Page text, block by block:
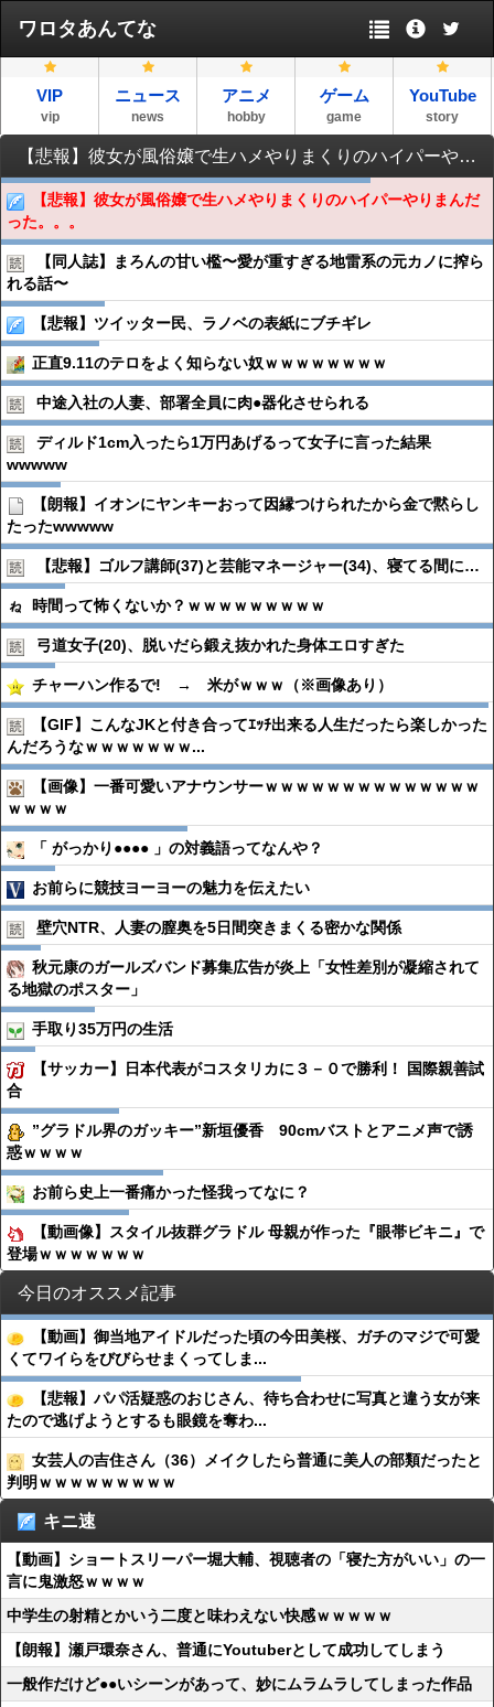
ワロタあんてな
VIP
vip
ニュース
news
アニメ
hobby
ゲーム
game
YouTube
story
【悲報】彼女が風俗嬢で生ハメやりまくりのハイパーやりまんだった。。。
【悲報】彼女が風俗嬢で生ハメやりまくりのハイパーやりまんだ
った。。。
【同人誌】まろんの甘い檻〜愛が重すぎる地雷系の元カノに搾ら
れる話〜
【悲報】ツイッター民、ラノベの表紙にブチギレ
正直9.11のテロをよく知らない奴ｗｗｗｗｗｗｗｗ
中途入社の人妻、部署全員に肉●︎器化させられる
ディルド1cm入ったら1万円あげるって女子に言った結果
wwwww
【朗報】イオンにヤンキーおって因縁つけられたから金で黙らし
たったwwwww
【悲報】ゴルフ講師(37)と芸能マネージャー(34)、寝てる間に…
時間って怖くないか？ｗｗｗｗｗｗｗｗｗ
弓道女子(20)、脱いだら鍛え抜かれた身体エロすぎた
チャーハン作るで! → 米がｗｗｗ（※画像あり）
【GIF】こんなJKと付き合ってｴｯﾁ出来る人生だったら楽しかった
んだろうなｗｗｗｗｗｗｗ...
【画像】一番可愛いアナウンサーｗｗｗｗｗｗｗｗｗｗｗｗｗｗ
ｗｗｗｗ
「 がっかり●●●● 」の対義語ってなんや？
お前らに競技ヨーヨーの魅力を伝えたい
壁穴NTR、人妻の膣奥を5日間突きまくる密かな関係
秋元康のガールズバンド募集広告が炎上「女性差別が凝縮されて
る地獄のポスター」
手取り35万円の生活
【サッカー】日本代表がコスタリカに３－０で勝利！ 国際親善試
合
”グラドル界のガッキー”新垣優香 90cmバストとアニメ声で誘
惑ｗｗｗｗ
お前ら史上一番痛かった怪我ってなに？
【動画像】スタイル抜群グラドル 母親が作った『眼帯ビキニ』で
登場ｗｗｗｗｗｗｗ
今日のオススメ記事
【動画】御当地アイドルだった頃の今田美桜、ガチのマジで可愛
くてワイらをびびらせまくってしま...
【悲報】パパ活疑惑のおじさん、待ち合わせに写真と違う女が来
たので逃げようとするも眼鏡を奪わ...
女芸人の吉住さん（36）メイクしたら普通に美人の部類だったと
判明ｗｗｗｗｗｗｗｗｗ
キニ速
【動画】ショートスリーパー堀大輔、視聴者の「寝た方がいい」の一
言に鬼激怒ｗｗｗｗ
中学生の射精とかいう二度と味わえない快感ｗｗｗｗｗ
【朗報】瀬戸環奈さん、普通にYoutuberとして成功してしまう
一般作だけど●●いシーンがあって、妙にムラムラしてしまった作品